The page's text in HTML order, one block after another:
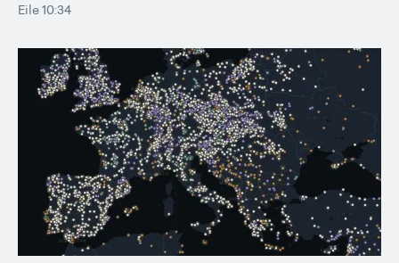
Eile 10:34